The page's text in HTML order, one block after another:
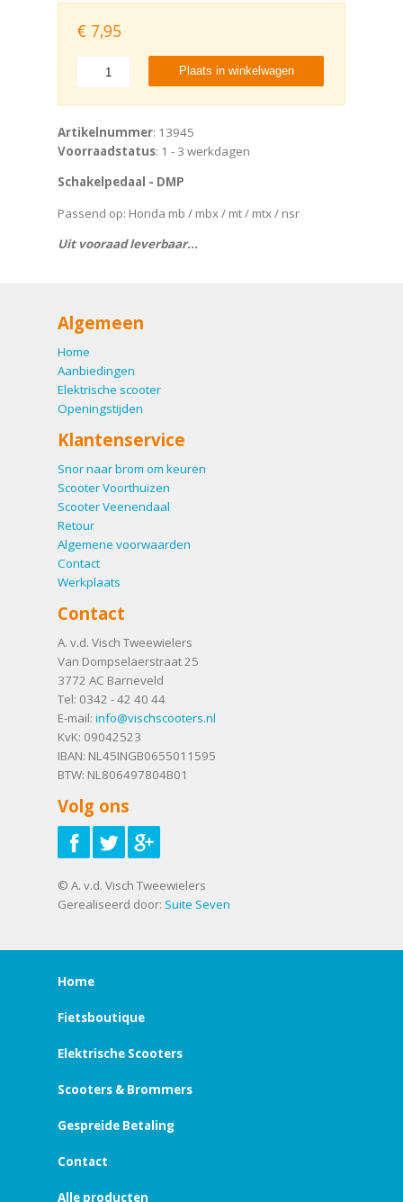
€ 7,95
Plaats in winkelwagen
Artikelnummer: 13945
Voorraadstatus: 1 - 3 werkdagen
Schakelpedaal - DMP
Passend op: Honda mb / mbx / mt / mtx / nsr
Uit vooraad leverbaar...
Algemeen
Home
Aanbiedingen
Elektrische scooter
Openingstijden
Klantenservice
Snor naar brom om keuren
Scooter Voorthuizen
Scooter Veenendaal
Retour
Algemene voorwaarden
Contact
Werkplaats
Contact
A. v.d. Visch Tweewielers
Van Dompselaerstraat 25
3772 AC Barneveld
Tel: 0342 - 42 40 44
E-mail: info@vischscooters.nl
KvK: 09042523
IBAN: NL45INGB0655011595
BTW: NL806497804B01
Volg ons
© A. v.d. Visch Tweewielers
Gerealiseerd door: Suite Seven
Home
Fietsboutique
Elektrische Scooters
Scooters & Brommers
Gespreide Betaling
Contact
Alle producten